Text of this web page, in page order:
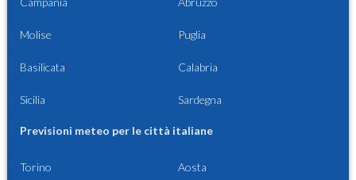
Molise Puglia
Basilicata Calabria
Sicilia Sardegna
Previsioni meteo per le città italiane
Torino Aosta